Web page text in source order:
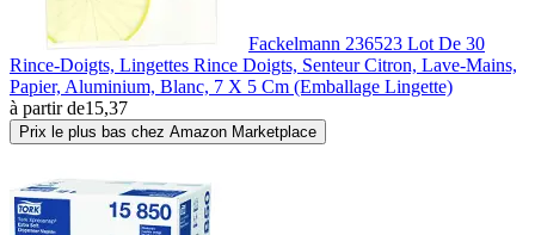
Fackelmann 236523 Lot De 30
Rince-Doigts, Lingettes Rince Doigts, Senteur Citron, Lave-Mains,
Papier, Aluminium, Blanc, 7 X 5 Cm (Emballage Lingette)
à partir de15,37
Prix le plus bas chez Amazon Marketplace